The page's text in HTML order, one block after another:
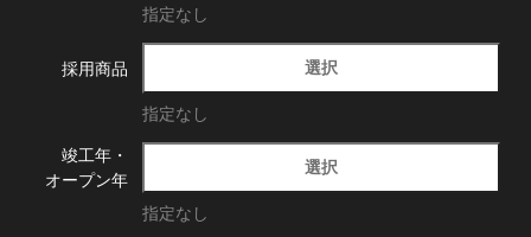
指定なし
採用商品 選択
指定なし
竣工年・
オープン年
選択
指定なし